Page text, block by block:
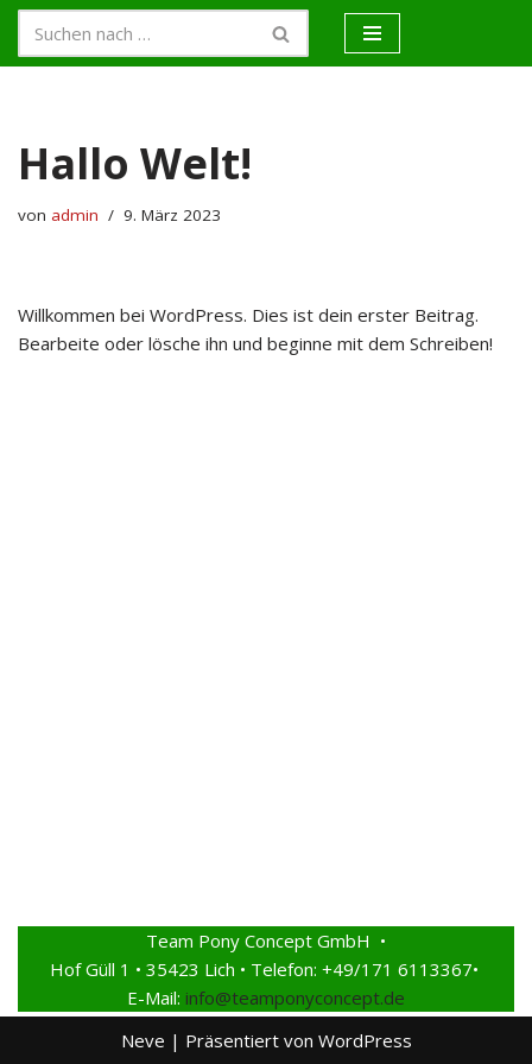
Zum
Hallo Welt!
von admin 9. März 2023
Willkommen bei WordPress. Dies ist dein erster Beitrag.
Bearbeite oder lösche ihn und beginne mit dem Schreiben!
Team Pony Concept GmbH •
Hof Güll 1 • 35423 Lich • Telefon: +49/171 6113367•
E-Mail: info@teamponyconcept.de
Neve | Präsentiert von WordPress